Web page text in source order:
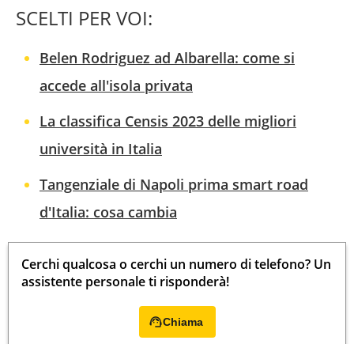
SCELTI PER VOI:
Belen Rodriguez ad Albarella: come si
accede all'isola privata
La classifica Censis 2023 delle migliori
università in Italia
Tangenziale di Napoli prima smart road
d'Italia: cosa cambia
Cerchi qualcosa o cerchi un numero di telefono? Un
assistente personale ti risponderà!
Chiama